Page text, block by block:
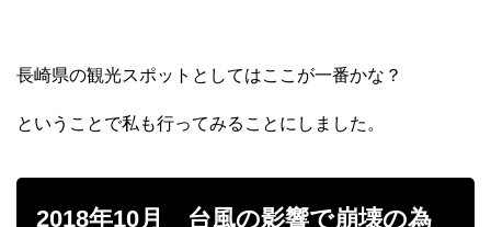
長崎県の観光スポットとしてはここが一番かな？
ということで私も行ってみることにしました。
2018年10月 台風の影響で崩壊の為